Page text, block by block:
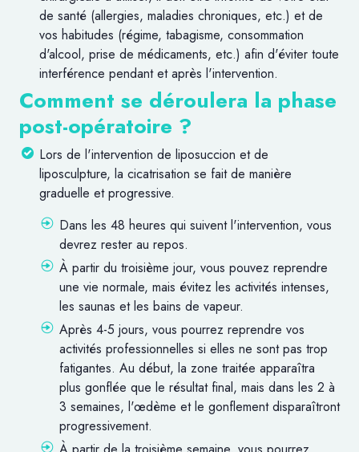
de santé (allergies, maladies chroniques, etc.) et de
vos habitudes (régime, tabagisme, consommation
d'alcool, prise de médicaments, etc.) afin d'éviter toute
interférence pendant et après l'intervention.
Comment se déroulera la phase
post-opératoire ?
Lors de l'intervention de liposuccion et de
liposculpture, la cicatrisation se fait de manière
graduelle et progressive.
Dans les 48 heures qui suivent l'intervention, vous
devrez rester au repos.
À partir du troisième jour, vous pouvez reprendre
une vie normale, mais évitez les activités intenses,
les saunas et les bains de vapeur.
Après 4-5 jours, vous pourrez reprendre vos
activités professionnelles si elles ne sont pas trop
fatigantes. Au début, la zone traitée apparaîtra
plus gonflée que le résultat final, mais dans les 2 à
3 semaines, l'œdème et le gonflement disparaîtront
progressivement.